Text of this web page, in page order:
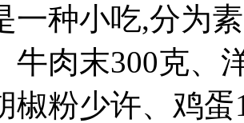
一种小吃,分为
牛肉末300克、
椒粉少许、鸡